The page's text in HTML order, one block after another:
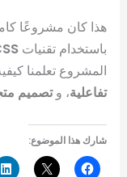
هذا كان مشروعًا
باستخدام تقنيات
المشروع تعلمنا
تفاعلية، وتصميم
شارك هذا الموضوع: